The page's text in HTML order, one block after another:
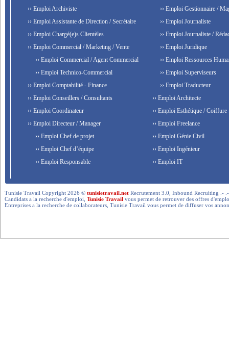
›› Emploi Archiviste
›› Emploi Assistante de Direction / Secrétaire
›› Emploi Chargé(e)s Clientèles
›› Emploi Commercial / Marketing / Vente
›› Emploi Commercial / Agent Commercial
›› Emploi Technico-Commercial
›› Emploi Comptabilité - Finance
›› Emploi Conseillers / Consultants
›› Emploi Coordinateur
›› Emploi Directeur / Manager
›› Emploi Chef de projet
›› Emploi Chef d’équipe
›› Emploi Responsable
›› Emploi Gestionnaire /
›› Emploi Journaliste
›› Emploi Journaliste /
›› Emploi Juridique
›› Emploi Ressources
›› Emploi Superviseurs
›› Emploi Traducteur
›› Emploi Architecte
›› Emploi Esthétique / Coiffure
›› Emploi Freelance
›› Emploi Génie Civil
›› Emploi Ingénieur
›› Emploi IT
Tunisie Travail Copyright 2026 ©tunisietravail.net Recrutement 3.0, Inbound Recruiting .-
Candidats a la recherche d'emploi,Tunisie Travail vous permet de retrouver des offres
Entreprises a la recherche de collaborateurs, Tunisie Travail vous permet de diffuser vos